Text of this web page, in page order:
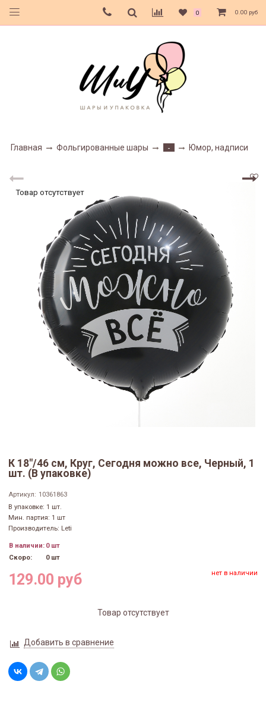
0 0.00 руб
Главная Фольгированные шары - Юмор, надписи
Товар отсутствует
К 18"/46 см, Круг, Сегодня можно все, Черный, 1
шт. (В упаковке)
Артикул: 10361863
В упаковке: 1 шт.
Мин. партия: 1 шт
Производитель: Leti
В наличии: 0 шт
Скоро:
0 шт
129.00 руб нет в наличии
Товар отсутствует
Добавить в сравнение